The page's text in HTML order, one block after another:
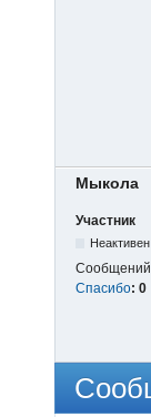
Мыкола
Участник
Неактивен
Спасибо: 0